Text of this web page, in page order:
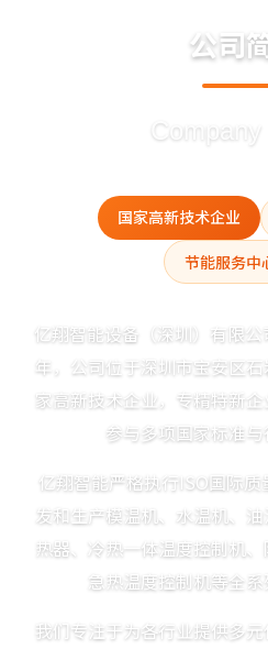
公司
国家高新技术企业
节能服务中
亿翔智能设备（深圳）有限
年，公司位于深圳市宝安区
家高新技术企业，专精特新企
参与多项国家标准与
亿翔智能严格执行ISO国际
发和生产模温机、水温机、
热器、冷热一体温度控制机
急热温度控制机等全系
我们专注于为各行业提供多